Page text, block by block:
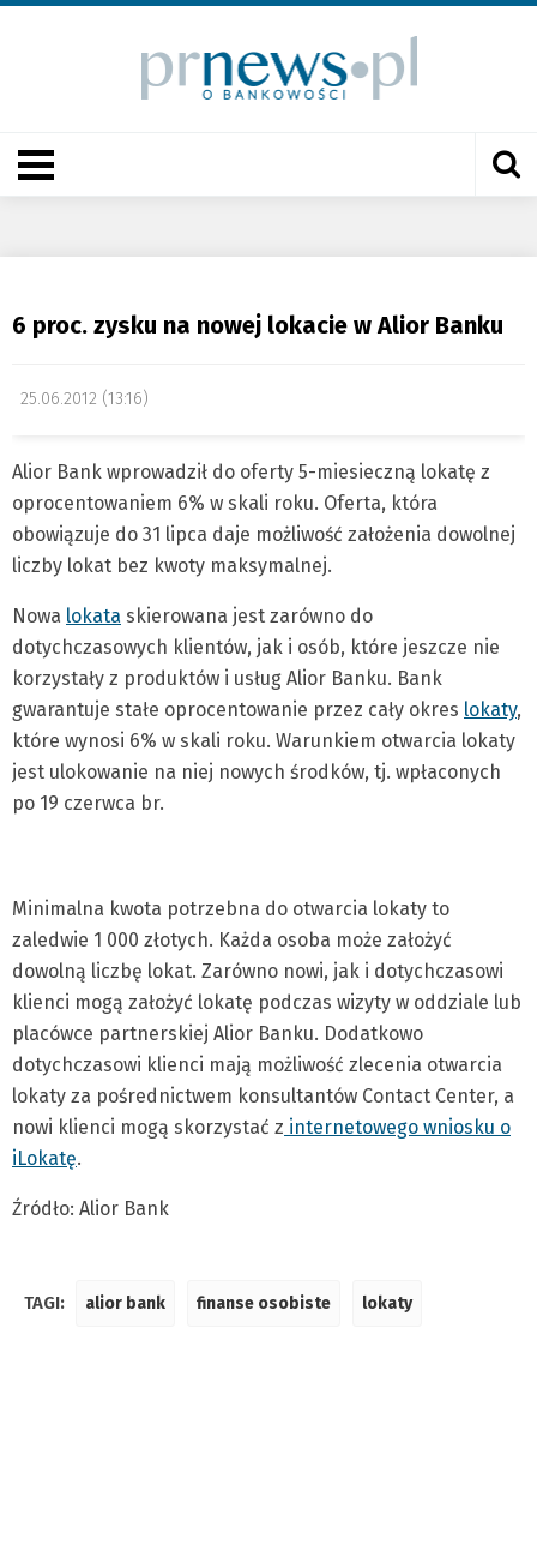
6 proc. zysku na nowej lokacie w Alior Banku
25.06.2012 (13:16)
Alior Bank wprowadził do oferty 5-miesieczną lokatę z
oprocentowaniem 6% w skali roku. Oferta, która
obowiązuje do 31 lipca daje możliwość założenia dowolnej
liczby lokat bez kwoty maksymalnej.
Nowa lokata skierowana jest zarówno do
dotychczasowych klientów, jak i osób, które jeszcze nie
korzystały z produktów i usług Alior Banku. Bank
gwarantuje stałe oprocentowanie przez cały okres lokaty,
które wynosi 6% w skali roku. Warunkiem otwarcia lokaty
jest ulokowanie na niej nowych środków, tj. wpłaconych
po 19 czerwca br.
Minimalna kwota potrzebna do otwarcia lokaty to
zaledwie 1 000 złotych. Każda osoba może założyć
dowolną liczbę lokat. Zarówno nowi, jak i dotychczasowi
klienci mogą założyć lokatę podczas wizyty w oddziale lub
placówce partnerskiej Alior Banku. Dodatkowo
dotychczasowi klienci mają możliwość zlecenia otwarcia
lokaty za pośrednictwem konsultantów Contact Center, a
nowi klienci mogą skorzystać z internetowego wniosku o
iLokatę.
Źródło: Alior Bank
TAGI: alior bank finanse osobiste lokaty